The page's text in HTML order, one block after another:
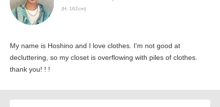
(H: 162cm)
My name is Hoshino and I love clothes. I'm not good at
decluttering, so my closet is overflowing with piles of clothes.
thank you! ! !